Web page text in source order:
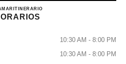
+82 55 240 1283
ITINERARIOShinsegae Masan CHANEL
10:30 AM - 8:00 PM
10:30 AM - 8:00 PM